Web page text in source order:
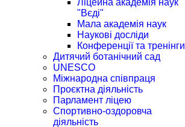
Ліцейна академія наук
"Вєді"
Мала академія наук
Наукові досліди
Конференції та тренінги
Дитячий ботанічний сад
UNESCO
Міжнародна співпраця
Проєктна діяльність
Парламент ліцею
Спортивно-оздоровча
діяльність